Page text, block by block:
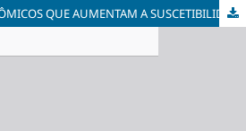
FATORES SOCIOECONÔMICOS QUE AUMENTAM A SUSCETIBILIDADE DE GRAVIDEZ NA ADOLESCÊNCIA